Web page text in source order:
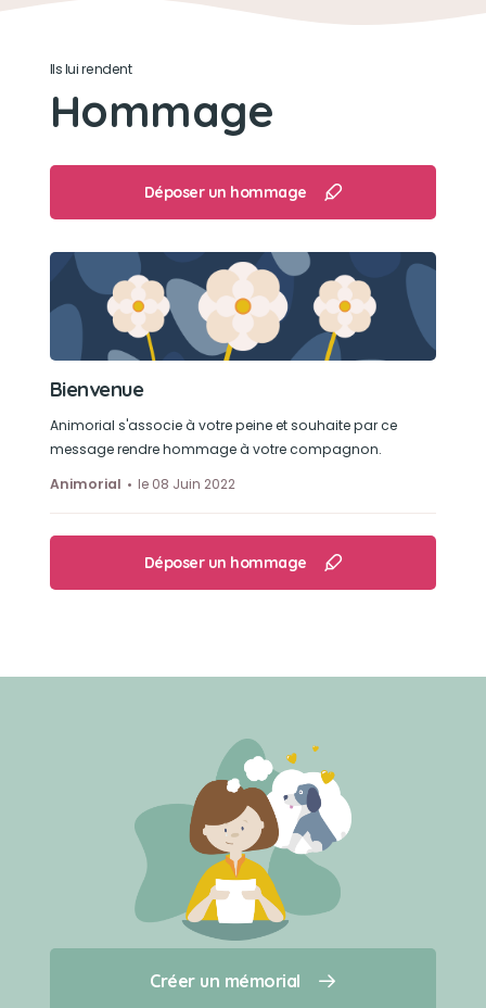
Créer un mémorial
Qui sommes-nous ?
Indépendante et très zen. Toujours maître d’elle-
Son jouet préféré
États-Unis en 2013
Les promenades et etre avec ceux qu’elle aimait
Ils lui rendent
Hommage
Déposer un hommage
Bienvenue
Animorial s'associe à votre peine et souhaite par ce
message rendre hommage à votre compagnon.
Animorial
le 08 Juin 2022
Déposer un hommage
Créer un mémorial